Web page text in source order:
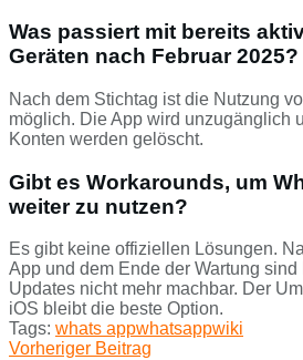
Was passiert mit bereits
Geräten nach Februar 2025?
Nach dem Stichtag ist die Nutzung
möglich. Die App wird unzugänglich
Konten werden gelöscht.
Gibt es Workarounds, um
weiter zu nutzen?
Es gibt keine offiziellen Lösungen.
App und dem Ende der Wartung
Updates nicht mehr machbar. Der
iOS bleibt die beste Option.
Tags: whats appwhatsappwiki
Vorheriger Beitrag